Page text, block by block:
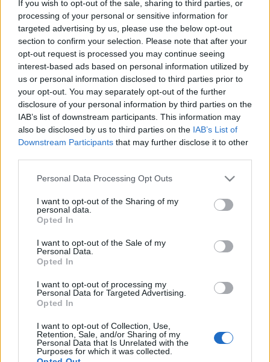
If you wish to opt-out of the sale, sharing to third parties, or
processing of your personal or sensitive information for
targeted advertising by us, please use the below opt-out
section to confirm your selection. Please note that after your
opt-out request is processed you may continue seeing
interest-based ads based on personal information utilized by
us or personal information disclosed to third parties prior to
your opt-out. You may separately opt-out of the further
disclosure of your personal information by third parties on the
IAB’s list of downstream participants. This information may
also be disclosed by us to third parties on the IAB’s List of
Downstream Participants that may further disclose it to other
Please note that this website/app uses one or more Google
not limited to your visit or usage behaviour. You may click to
grant or deny consent to Google and its third-party tags to
use your data for below specified purposes in below Google
consent section.
Personal Data Processing Opt Outs
I want to opt-out of the Sharing of my
personal data.
Opted In
I want to opt-out of the Sale of my
Personal Data.
Opted In
I want to opt-out of processing my
Personal Data for Targeted Advertising.
Opted In
I want to opt-out of Collection, Use,
Retention, Sale, and/or Sharing of my
Personal Data that Is Unrelated with the
Purposes for which it was collected.
digitális technika fejlődése és a komputerrel találkozása új
lendületet adott. Azóta megint csak képekben
gondolkodom. Sok év után ismét elmentem Erdélybe és
beleszerettem. Ezek a képek erről szólnak és ezt az
élményt, szerelmet szeretném megosztani Önökkel. A
képek megérintik a látogatók szívét, és ez a szerelem
másokban is felébred tapasztalatom szerint és elmennek,
vagy visszatérnek Torockóra." A kiállítást megnyitja: dr.
hétfő kivételével naponta 10-18 óráig